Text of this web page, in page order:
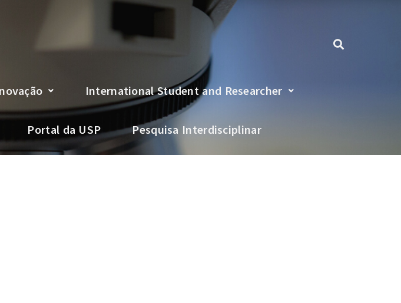
International Student and Researcher
Portal da USP Pesquisa Interdisciplinar